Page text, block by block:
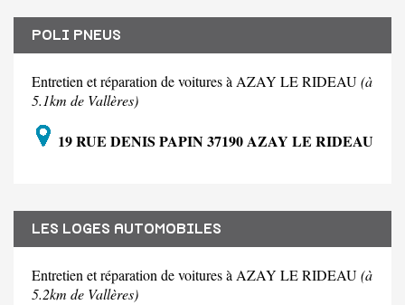
POLI PNEUS
Entretien et réparation de voitures à AZAY LE RIDEAU(à
5.1km de Vallères)
19 RUE DENIS PAPIN 37190 AZAY LE RIDEAU
LES LOGES AUTOMOBILES
Entretien et réparation de voitures à AZAY LE RIDEAU(à
5.2km de Vallères)